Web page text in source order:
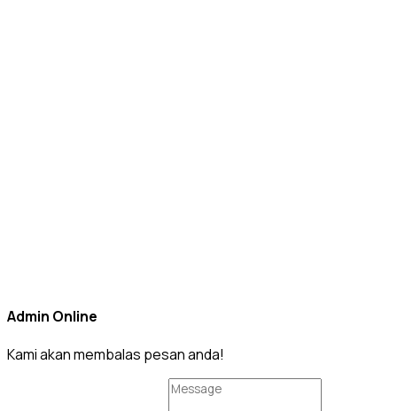
Admin Online
Kami akan membalas pesan anda!